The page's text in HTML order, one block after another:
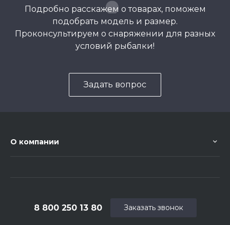
Подробно расскажем о товарах, поможем
подобрать модель и размер.
Проконсультируем о снаряжении для разных
условий рыбалки!
Задать вопрос
О компании
8 800 250 13 80 Заказать звонок